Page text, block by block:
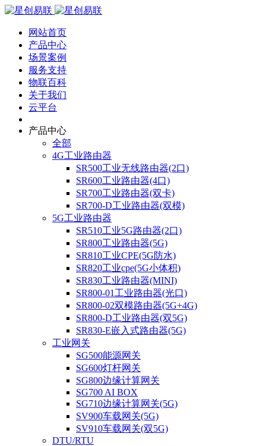
网站首页
产品中心
场景案例
服务支持
物联百科
关于我们
云平台
产品中心
全部
4G工业路由器
SR500工业无线路由器(2口)
SR600工业路由器(4口)
SR700工业路由器(双卡)
SR700-D工业路由器(双模)
5G工业路由器
SR510工业5G路由器(2口)
SR800工业路由器(5G)
SR810工业CPE(5G防水)
SR820工业cpe(5G小体积)
SR830工业路由器(MINI)
SR800-01工业路由器(光口)
SR800-02双模路由器(5G+4G)
SR800-D工业路由器(双5G)
SR830-E嵌入式路由器(5G)
工业网关
SG500能源网关
SG600灯杆网关
SG800边缘计算网关
SG700 AI BOX
SG710边缘计算网关(5G)
SV900车载网关(5G)
SV910车载网关(双5G)
DTU/RTU